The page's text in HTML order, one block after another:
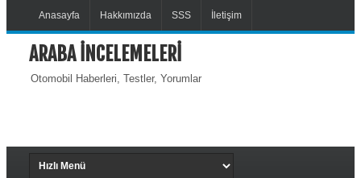
Anasayfa Hakkımızda SSS İletişim
ARABA İNCELEMELERİ
Otomobil Haberleri, Testler, Yorumlar